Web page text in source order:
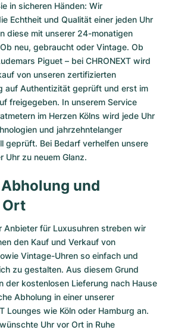
in sicheren Händen: Wir
Echtheit und Qualität einer jeden Uhr
diese mit unserer 24-monatigen
neu, gebraucht oder Vintage. Ob
Piguet – bei CHRONEXT wird
von unseren zertifizierten
auf Authentizität geprüft und erst im
freigegeben. In unserem Service
im Herzen Kölns wird jede Uhr
und jahrzehntelanger
geprüft. Bei Bedarf verhelfen unsere
Uhr zu neuem Glanz.
und
Ort
Anbieter für Luxusuhren streben wir
den Kauf und Verkauf von
Vintage-Uhren so einfach und
zu gestalten. Aus diesem Grund
der kostenlosen Lieferung nach Hause
Abholung in einer unserer
Lounges wie Köln oder Hamburg an.
Uhr vor Ort in Ruhe